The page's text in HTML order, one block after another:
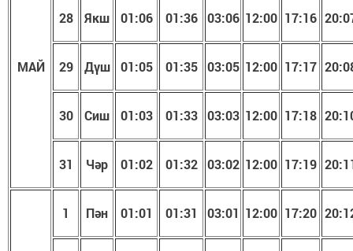
МАЙ
28 Якш 01:06 01:36 03:06 12:00 17:16
29 Дүш 01:05 01:35 03:05 12:00 17:17
30 Сиш 01:03 01:33 03:03 12:00 17:18
31 Чәр 01:02 01:32 03:02 12:00 17:19
1 Пән 01:01 01:31 03:01 12:00 17:20